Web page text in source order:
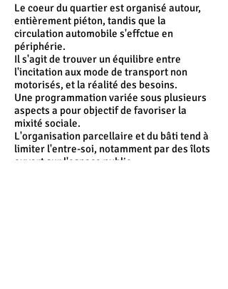
Le coeur du quartier est organisé autour,
entièrement piéton, tandis que la
circulation automobile s'effctue en
périphérie.
Il s'agit de trouver un équilibre entre
l'incitation aux mode de transport non
motorisés, et la réalité des besoins.
Une programmation variée sous plusieurs
aspects a pour objectif de favoriser la
mixité sociale.
L'organisation parcellaire et du bâti tend à
limiter l'entre-soi, notamment par des îlots
ouvert sur l'espace public.